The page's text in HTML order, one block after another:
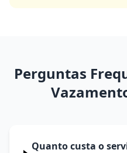
Perguntas
Quanto custa o